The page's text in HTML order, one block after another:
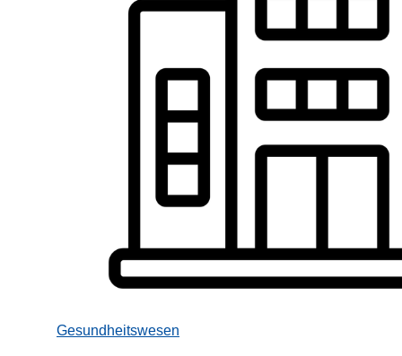
Gesundheitswesen